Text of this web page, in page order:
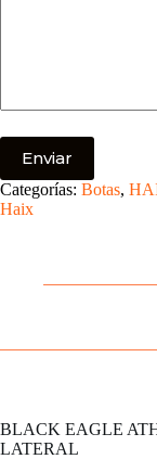
Categorías: Botas,
Haix
BLACK EAGLE
LATERAL